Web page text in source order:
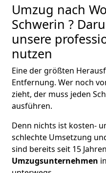
Umzug nach
Schwerin ?
unsere
nutzen
Eine der größten
Entfernung. Wer noch
zieht, der muss jeden
ausführen.
Denn nichts ist kosten-
schlechte Umsetzung
sind bereits seit 15
Umzugsunternehmen